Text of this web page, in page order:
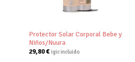
Protector Solar Corporal Bebe y
Niños/Nuura
29,80€ igic incluido